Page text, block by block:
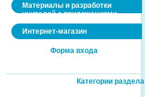
Материалы и разработки
учителей с приложениями
Интернет-магазин
Форма входа
Категории раздела